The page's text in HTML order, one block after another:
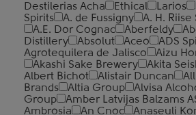
Destilerias Acha
Ethical Larios
Spirits
A. de Fussigny
A. H. Riise
A.E. Dor Cognac
Aberfeldy
Distillery
Absolut Aceo
ADS
Agrotequilera de Jalisco
Aizu
Akashi Sake Brewery
Akita
Albert Bichot
Alistair Duncan
Brands
Altia Group
Alvisa
Group
Amber Latvijas Balzams
Ambrosia
An Cnoc
Anaseuli